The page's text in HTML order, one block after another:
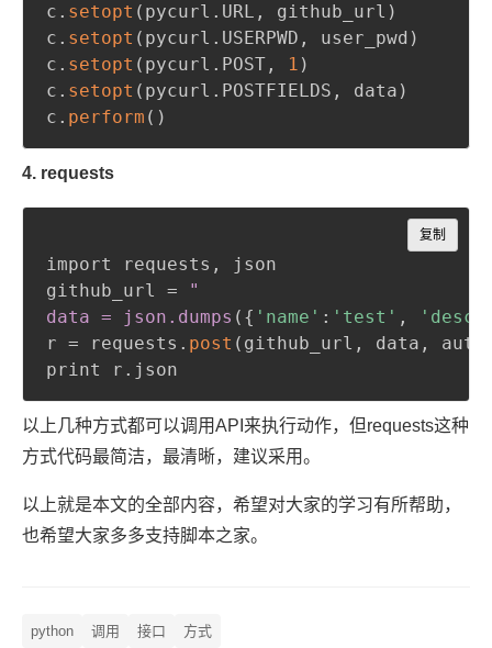
c. setopt ( pycurl.URL , github_url )
c. setopt ( pycurl.USERPWD , user_pwd )
c. setopt ( pycurl.POST , 1 )
c. setopt ( pycurl.POSTFIELDS , data )
c. perform ( )
4. requests
import requests ,
json
github_url =
"
data = json .dumps ( { 'name' : 'test' ,
r = requests. post ( github_url , data ,
print r.json
复制
Copy
以上几种方式都可以调用API来执行动作，但requests这种
方式代码最简洁，最清晰，建议采用。
以上就是本文的全部内容，希望对大家的学习有所帮助，
也希望大家多多支持脚本之家。
python 调用 接口 方式